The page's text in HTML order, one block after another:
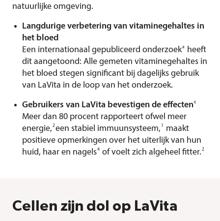
natuurlijke omgeving.
Langdurige verbetering van vitaminegehaltes in
het bloed
Een internationaal gepubliceerd onderzoeka
heeft
dit aangetoond: Alle gemeten vitaminegehaltes in
het bloed stegen significant bij dagelijks gebruik
van LaVita in de loop van het onderzoek.
Gebruikers van LaVita bevestigen de effectenc
Meer dan 80 procent rapporteert ofwel meer
energie, 2een stabiel immuunsysteem, 1
maakt
positieve opmerkingen over het uiterlijk van hun
huid, haar en nagels4 of voelt zich algeheel fitter. 2
Cellen zijn dol op LaVita